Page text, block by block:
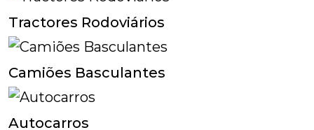
Tractores Rodoviários
Camiões Basculantes
Autocarros